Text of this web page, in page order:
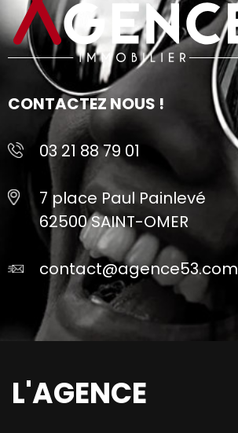
CONTACTEZ NOUS !
03 21 88 79 01
7 place Paul Painlevé
62500 SAINT-OMER
contact@agence53.com
L'AGENCE